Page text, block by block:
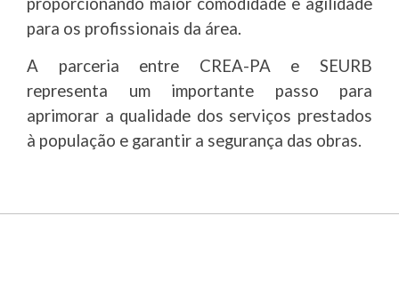
para os profissionais da área.
A parceria entre CREA-PA e SEURB
representa um importante passo para
aprimorar a qualidade dos serviços prestados
à população e garantir a segurança das obras.